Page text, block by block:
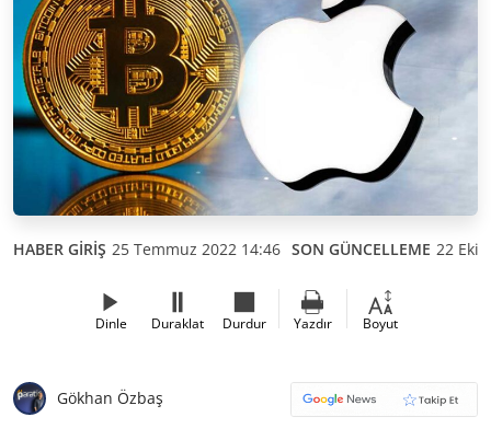
HABER GİRİŞ 25 Temmuz 2022 14:46 SON GÜNCELLEME 22
Dinle Duraklat Durdur Yazdır Boyut
Gökhan Özbaş